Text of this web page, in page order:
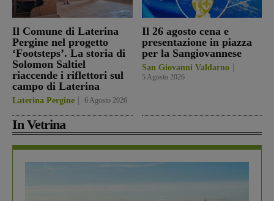
Il Comune di Laterina
Pergine nel progetto
‘Footsteps’. La storia di
Solomon Saltiel
riaccende i riflettori sul
campo di Laterina
Laterina Pergine 6 Agosto 2026
Il 26 agosto cena e
presentazione in piazza
per la Sangiovannese
San Giovanni Valdarno
5 Agosto 2026
In Vetrina